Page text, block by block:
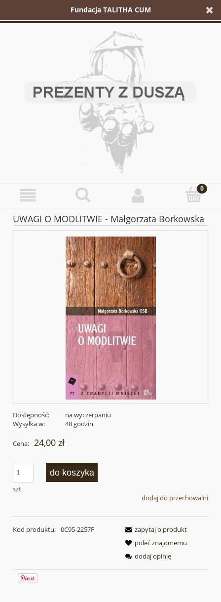
Fundacja TALITHA CUM
UWAGI O MODLITWIE - Małgorzata Borkowska
Dostępność:
na wyczerpaniu
Wysyłka w:
48 godzin
Cena: 24,00 zł
szt.
do koszyka
dodaj do przechowalni
Kod produktu: 0C95-2257F
zapytaj o produkt
poleć znajomemu
dodaj opinię